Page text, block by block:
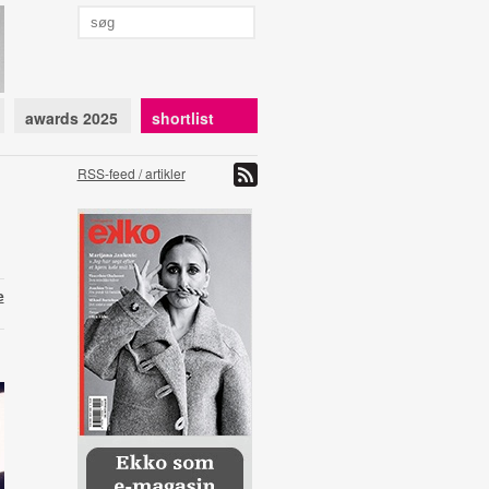
awards 2025 shortlist
RSS-feed / artikler